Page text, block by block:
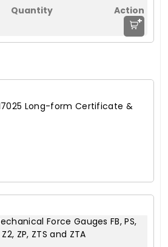
+
17025 Long-form Certificate &
Force Gauges FB, PS,
Z2, ZP, ZTS and ZTA